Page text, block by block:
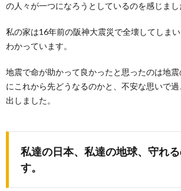
の人々が一つになろうとしているのを感じまし
私の家は16年前の阪神大震災で全壊してしま
わかっています。
地震で命が助かって良かったと思ったのは地
にこれから先どうなるのかと、不安な思いで
出しました。
私達の日本、私達の地球、守れ
す。